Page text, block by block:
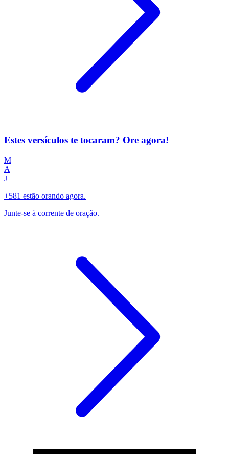
Estes versículos te tocaram? Ore agora!
M
A
J
+581 estão orando agora.
Junte-se à corrente de oração.